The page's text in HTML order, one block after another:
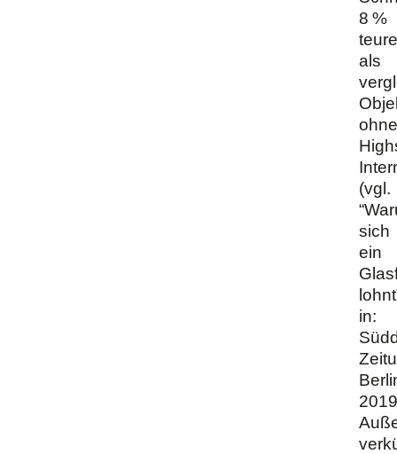
8 %
als
ohne
(vgl.
sich
ein
in: